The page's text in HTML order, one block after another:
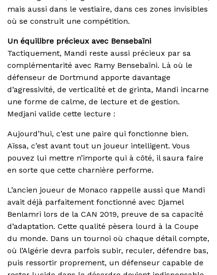
mais aussi dans le vestiaire, dans ces zones invisibles
où se construit une compétition.
Un équilibre précieux avec Bensebaïni
Tactiquement, Mandi reste aussi précieux par sa
complémentarité avec Ramy Bensebaïni. Là où le
défenseur de Dortmund apporte davantage
d’agressivité, de verticalité et de grinta, Mandi incarne
une forme de calme, de lecture et de gestion.
Medjani valide cette lecture :
Aujourd’hui, c’est une paire qui fonctionne bien.
Aïssa, c’est avant tout un joueur intelligent. Vous
pouvez lui mettre n’importe qui à côté, il saura faire
en sorte que cette charnière performe.
L’ancien joueur de Monaco rappelle aussi que Mandi
avait déjà parfaitement fonctionné avec Djamel
Benlamri lors de la CAN 2019, preuve de sa capacité
d’adaptation. Cette qualité pèsera lourd à la Coupe
du monde. Dans un tournoi où chaque détail compte,
où l’Algérie devra parfois subir, reculer, défendre bas,
puis ressortir proprement, un défenseur capable de